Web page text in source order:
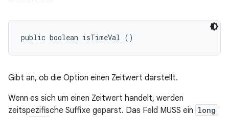
public boolean isTimeVal ()
Gibt an, ob die Option einen Zeitwert darstellt.
Wenn es sich um einen Zeitwert handelt, werden
zeitspezifische Suffixe geparst. Das Feld MUSS ein long